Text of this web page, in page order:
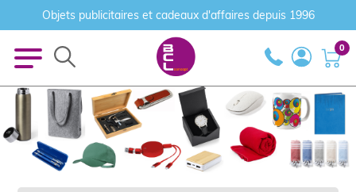
Objets publicitaires et cadeaux d'affaires depuis 1996
0